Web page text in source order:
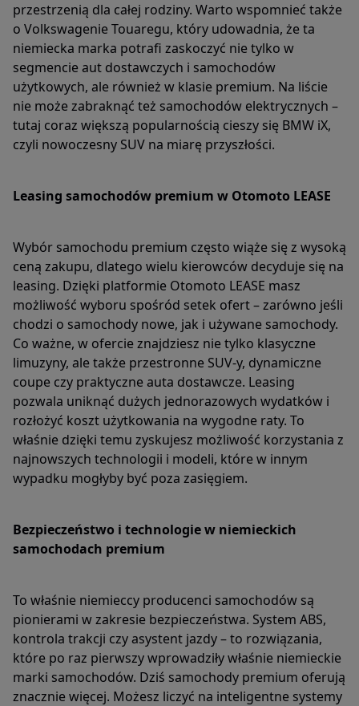
przestrzenią dla całej rodziny. Warto wspomnieć także
o Volkswagenie Touaregu, który udowadnia, że ta
niemiecka marka potrafi zaskoczyć nie tylko w
segmencie aut dostawczych i samochodów
użytkowych, ale również w klasie premium. Na liście
nie może zabraknąć też samochodów elektrycznych –
tutaj coraz większą popularnością cieszy się BMW iX,
czyli nowoczesny SUV na miarę przyszłości.
Leasing samochodów premium w Otomoto LEASE
Wybór samochodu premium często wiąże się z wysoką
ceną zakupu, dlatego wielu kierowców decyduje się na
leasing. Dzięki platformie Otomoto LEASE masz
możliwość wyboru spośród setek ofert – zarówno jeśli
chodzi o samochody nowe, jak i używane samochody.
Co ważne, w ofercie znajdziesz nie tylko klasyczne
limuzyny, ale także przestronne SUV-y, dynamiczne
coupe czy praktyczne auta dostawcze. Leasing
pozwala uniknąć dużych jednorazowych wydatków i
rozłożyć koszt użytkowania na wygodne raty. To
właśnie dzięki temu zyskujesz możliwość korzystania z
najnowszych technologii i modeli, które w innym
wypadku mogłyby być poza zasięgiem.
Bezpieczeństwo i technologie w niemieckich
samochodach premium
To właśnie niemieccy producenci samochodów są
pionierami w zakresie bezpieczeństwa. System ABS,
kontrola trakcji czy asystent jazdy – to rozwiązania,
które po raz pierwszy wprowadziły właśnie niemieckie
marki samochodów. Dziś samochody premium oferują
znacznie więcej. Możesz liczyć na inteligentne systemy